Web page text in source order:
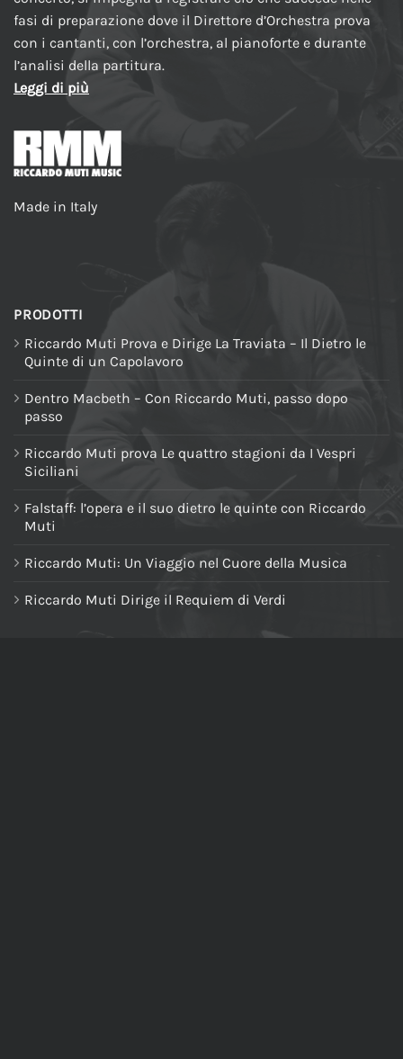
fasi di preparazione dove il Direttore d’Orchestra prova
con i cantanti, con l’orchestra, al pianoforte e durante
l’analisi della partitura.
Leggi di più
Made in Italy
PRODOTTI
Riccardo Muti Prova e Dirige La Traviata – Il Dietro le
Quinte di un Capolavoro
Dentro Macbeth – Con Riccardo Muti, passo dopo
passo
Riccardo Muti prova Le quattro stagioni da I Vespri
Siciliani
Falstaff: l’opera e il suo dietro le quinte con Riccardo
Muti
Riccardo Muti: Un Viaggio nel Cuore della Musica
Riccardo Muti Dirige il Requiem di Verdi